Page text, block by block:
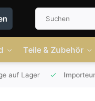
Teile & Zubehör
auf Lager